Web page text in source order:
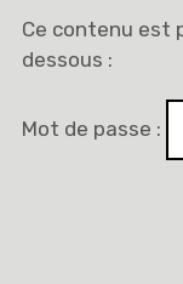
Ce contenu est
dessous :
Mot de passe :